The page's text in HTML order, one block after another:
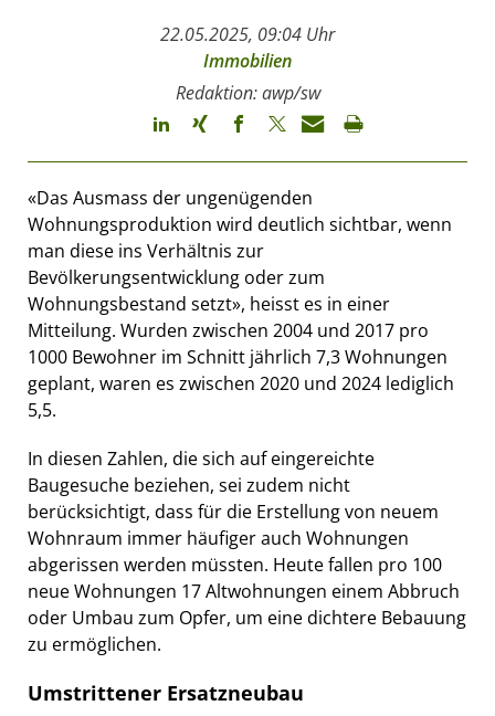
22.05.2025, 09:04 Uhr
Immobilien
Redaktion: awp/sw
«Das Ausmass der ungenügenden
Wohnungsproduktion wird deutlich sichtbar, wenn
man diese ins Verhältnis zur
Bevölkerungsentwicklung oder zum
Wohnungsbestand setzt», heisst es in einer
Mitteilung. Wurden zwischen 2004 und 2017 pro
1000 Bewohner im Schnitt jährlich 7,3 Wohnungen
geplant, waren es zwischen 2020 und 2024 lediglich
5,5.
In diesen Zahlen, die sich auf eingereichte
Baugesuche beziehen, sei zudem nicht
berücksichtigt, dass für die Erstellung von neuem
Wohnraum immer häufiger auch Wohnungen
abgerissen werden müssten. Heute fallen pro 100
neue Wohnungen 17 Altwohnungen einem Abbruch
oder Umbau zum Opfer, um eine dichtere Bebauung
zu ermöglichen.
Umstrittener Ersatzneubau